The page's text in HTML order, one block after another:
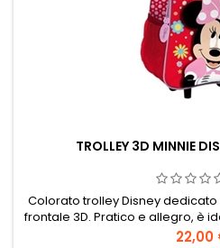
TROLLEY 3D MINNIE
Colorato trolley Disney
frontale 3D. Pratico e allegro, è
bambine durante viaggi,Prezzo
22,00